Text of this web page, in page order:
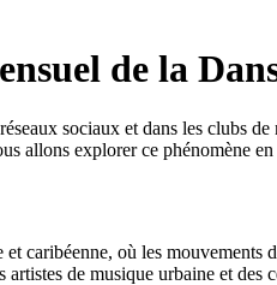
de la
sociaux et dans les clubs
allons explorer ce phénomène
caribéenne, où les
de musique urbaine et des